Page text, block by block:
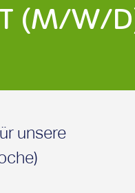
(M/W/
unsere